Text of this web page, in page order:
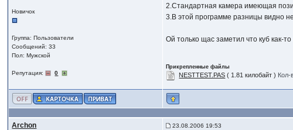
Новичок
Группа: Пользователи
Сообщений: 33
Пол: Мужской
Репутация: 0
2.Стандартная камера имеющая
3.В этой программе разницы видно
Ой только щас заметил что куб как-
Прикрепленные файлы
NESTTEST.PAS ( 1.81 килобайт ) Кол-
Archon 23.08.2006 19:53